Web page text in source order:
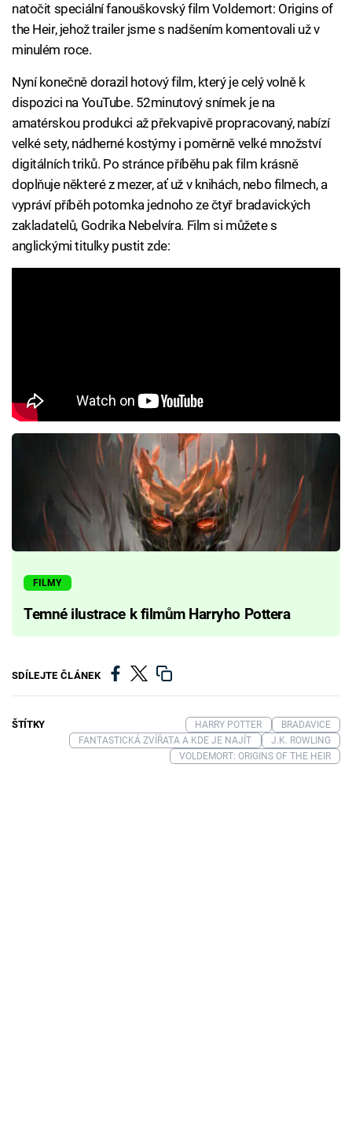
natočit speciální fanouškovský film Voldemort: Origins of
the Heir, jehož trailer jsme s nadšením komentovali už v
minulém roce.
Nyní konečně dorazil hotový film, který je celý volně k
dispozici na YouTube. 52minutový snímek je na
amatérskou produkci až překvapivě propracovaný, nabízí
velké sety, nádherné kostýmy i poměrně velké množství
digitálních triků. Po stránce příběhu pak film krásně
doplňuje některé z mezer, ať už v knihách, nebo filmech, a
vypráví příběh potomka jednoho ze čtyř bradavických
zakladatelů, Godrika Nebelvíra. Film si můžete s
anglickými titulky pustit zde:
FILMY
Temné ilustrace k filmům Harryho Pottera
SDÍLEJTE ČLÁNEK
ŠTÍTKY HARRY POTTER
BRADAVICE
FANTASTICKÁ ZVÍŘATA A KDE JE NAJÍT
J.K. ROWLING
VOLDEMORT: ORIGINS OF THE HEIR